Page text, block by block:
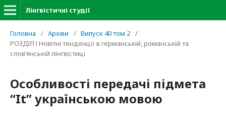
Лінгвістичні студії
Головна / Архіви / Випуск 40 том 2 /
РОЗДІЛ І Новітні тенденції в германській, романській та
слов’янській лінгвістиці
Особливості передачі підмета
“It” українською мовою